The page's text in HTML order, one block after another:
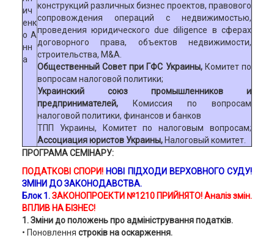
конструкций различных бизнес проектов, правового
сопровождения операций с недвижимостью,
проведения юридического due diligence в сферах
договорного права, объектов недвижимости,
строительства, M&A.
Общественный Совет при ГФС Украины,Комитет по
вопросам налоговой политики;
Украинский союз промышленников и
предпринимателей,Комиссия по вопросам
налоговой политики, финансов и банков
ТПП Украины,
Комитет по налоговым вопросам;
Ассоциация юристов Украины, Налоговый комитет.
ПРОГРАМА СЕМІНАРУ:
ПОДАТКОВІ СПОРИ! НОВІ ПІДХОДИ ВЕРХОВНОГО СУДУ!
ЗМІНИ ДО ЗАКОНОДАВСТВА.
Блок 1.ЗАКОНОПРОЕКТИ №1210 ПРИЙНЯТО! Аналіз змін.
ВПЛИВ НА БІЗНЕС!
1. Зміни до положень про адміністрування податків.
• Поновлення строків на оскарження.